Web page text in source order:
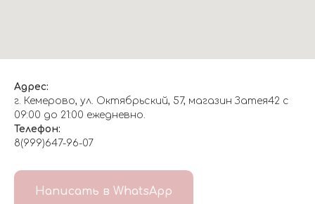
Адрес:
г. Кемерово, ул. Октябрьский, 57, магазин Затея42 с
09:00 до 21:00 ежедневно.
Телефон:
8(999)647-96-07
Написать в WhatsApp